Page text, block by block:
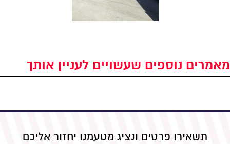
מאמרים נוספים שעשויים לעניין אותך
תשאירו פרטים ונציג מטעמנו יחזור אליכם